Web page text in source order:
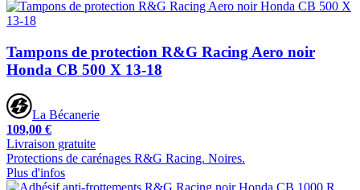
Tampons de protection R&G Racing Aero noir
Honda CB 500 X 13-18
La Bécanerie
109,00 €
Livraison gratuite
Protections de carénages R&G Racing. Noires.
Plus d'infos